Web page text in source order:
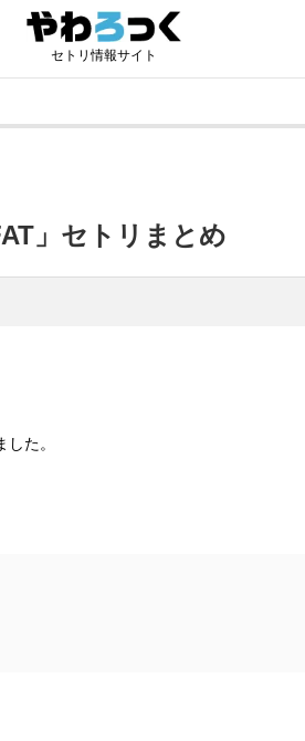
セトリ情報サイト
」セトリまとめ
た。